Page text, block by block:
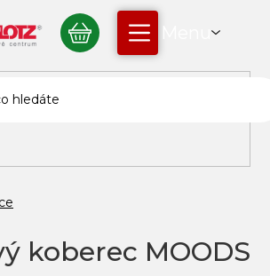
NÁKUPNÍ
KOŠÍK
koberec MOODS